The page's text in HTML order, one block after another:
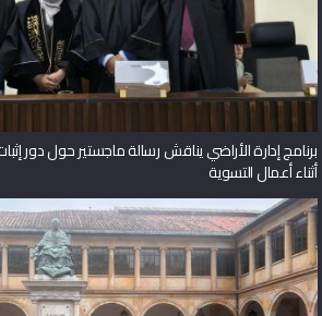
برنامج إدارة الأراضي يناقش رسالة ماجستير حول دور
أثناء أعمال التسوية